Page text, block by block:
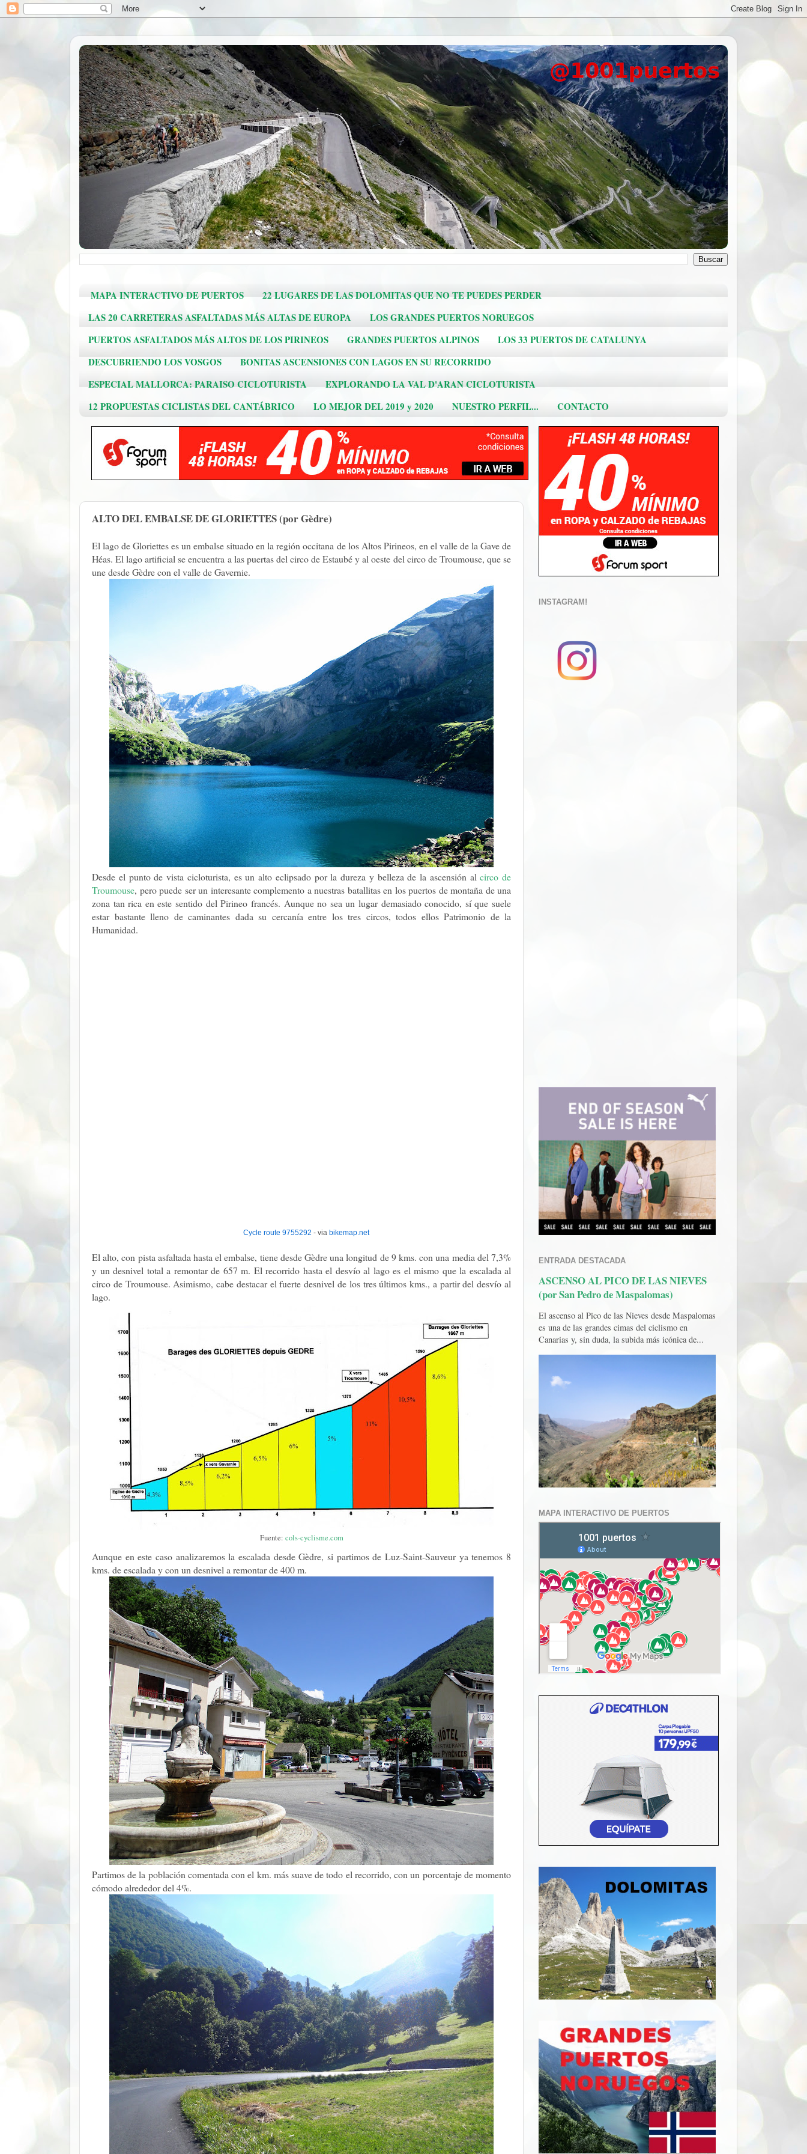
MAPA INTERACTIVO DE PUERTOS
22 LUGARES DE LAS DOLOMITAS QUE NO TE PUEDES PERDER
LAS 20 CARRETERAS ASFALTADAS MÁS ALTAS DE EUROPA
LOS GRANDES PUERTOS NORUEGOS
PUERTOS ASFALTADOS MÁS ALTOS DE LOS PIRINEOS
GRANDES PUERTOS ALPINOS
LOS 33 PUERTOS DE CATALUNYA
DESCUBRIENDO LOS VOSGOS
BONITAS ASCENSIONES CON LAGOS EN SU RECORRIDO
ESPECIAL MALLORCA: PARAISO CICLOTURISTA
EXPLORANDO LA VAL D'ARAN CICLOTURISTA
12 PROPUESTAS CICLISTAS DEL CANTÁBRICO
LO MEJOR DEL 2019 y 2020 NUESTRO PERFIL... CONTACTO
ALTO DEL EMBALSE DE GLORIETTES (por Gèdre)
El lago de Gloriettes es un embalse situado en la región occitana de los Altos Pirineos, en el valle de la Gave de
Héas. El lago artificial se encuentra a las puertas del circo de Estaubé y al oeste del circo de Troumouse, que se
une desde Gèdre con el valle de Gavernie.
Desde el punto de vista cicloturista, es un alto eclipsado por la dureza y belleza de la ascensión alcirco de
Troumouse, pero puede ser un interesante complemento a nuestras batallitas en los puertos de montaña de una
zona tan rica en este sentido del Pirineo francés. Aunque no sea un lugar demasiado conocido, sí que suele
estar bastante lleno de caminantes dada su cercanía entre los tres circos, todos ellos Patrimonio de la
Humanidad.
Cycle route 9755292 - via bikemap.net
El alto, con pista asfaltada hasta el embalse, tiene desde Gèdre una longitud de 9 kms. con una media del 7,3%
y un desnivel total a remontar de 657 m. El recorrido hasta el desvío al lago es el mismo que la escalada al
circo de Troumouse. Asimismo, cabe destacar el fuerte desnivel de los tres últimos kms., a partir del desvío al
lago.
Fuente: cols-cyclisme.com
Aunque en este caso analizaremos la escalada desde Gèdre, si partimos de Luz-Saint-Sauveur ya tenemos 8
kms. de escalada y con un desnivel a remontar de 400 m.
Partimos de la población comentada con el km. más suave de todo el recorrido, con un porcentaje de momento
cómodo alrededor del 4%.
INSTAGRAM!
ENTRADA DESTACADA
ASCENSO AL PICO DE LAS NIEVES
(por San Pedro de Maspalomas)
El ascenso al Pico de las Nieves desde Maspalomas
es una de las grandes cimas del ciclismo en
Canarias y, sin duda, la subida más icónica de...
MAPA INTERACTIVO DE PUERTOS